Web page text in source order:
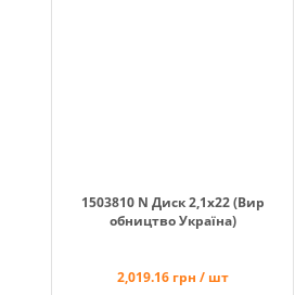
1503810 N Диск 2,1х22 (Вир
обництво Україна)
2,019.16 грн / шт